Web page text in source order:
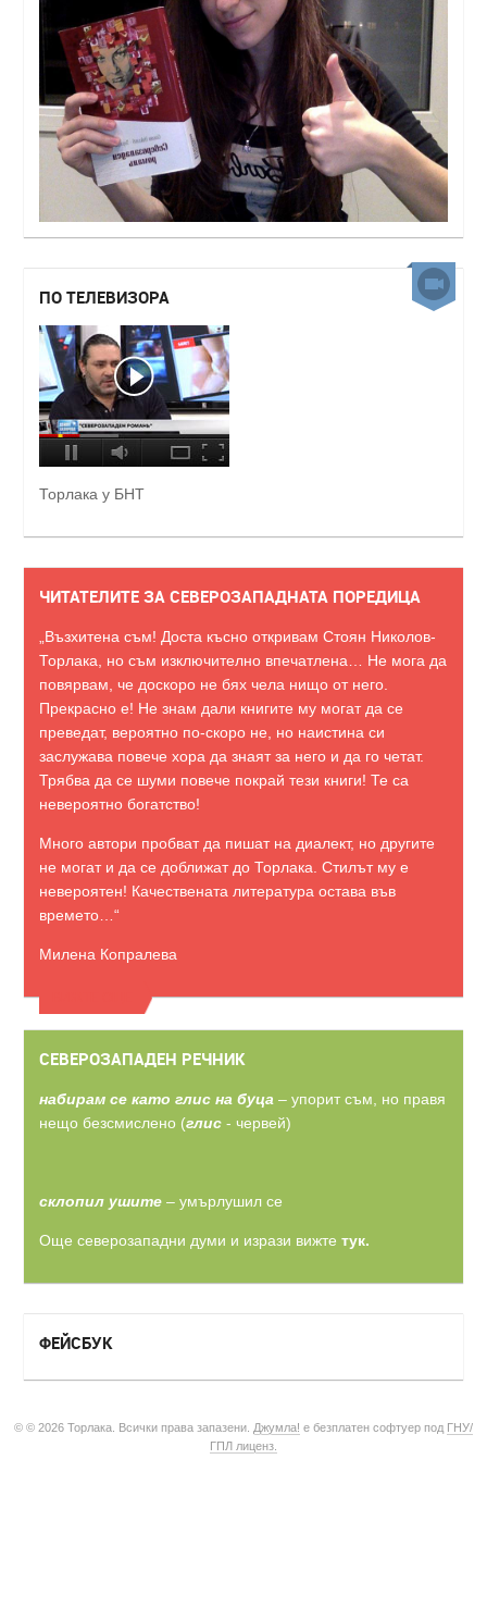
ПО ТЕЛЕВИЗОРА
Торлака у БНТ
ЧИТАТЕЛИТЕ ЗА СЕВЕРОЗАПАДНАТА ПОРЕДИЦА
„Възхитена съм! Доста късно откривам Стоян Николов-
Торлака, но съм изключително впечатлена… Не мога да
повярвам, че доскоро не бях чела нищо от него.
Прекрасно е! Не знам дали книгите му могат да се
преведат, вероятно по-скоро не, но наистина си
заслужава повече хора да знаят за него и да го четат.
Трябва да се шуми повече покрай тези книги! Те са
невероятно богатство!
Много автори пробват да пишат на диалект, но другите
не могат и да се доближат до Торлака. Стилът му е
невероятен! Качествената литература остава във
времето…“
Милена Копралева
СЕВЕРОЗАПАДЕН РЕЧНИК
набирам се като глис на буца – упорит съм, но правя
нещо безсмислено (глис - червей)
склопил ушите – умърлушил се
Още северозападни думи и изрази вижте тук.
ФЕЙСБУК
© © 2026 Торлака. Всички права запазени. Джумла! е безплатен софтуер под ГНУ/
ГПЛ лиценз.